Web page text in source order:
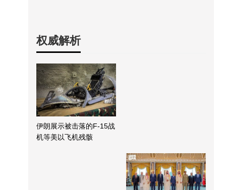
权威解析
伊朗展示被击落的F-15战
机等美以飞机残骸